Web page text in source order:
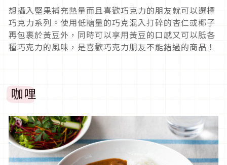
想攝入堅果補充熱量而且喜歡巧克力的朋友就可以選擇
巧克力系列。使用低糖量的巧克混入打碎的杏仁或椰子
再包裹於黃豆外，同時可以享用黃豆的口感又可以胝各
種巧克力的風味，是喜歡巧克力朋友不能錯過的商品！
咖哩